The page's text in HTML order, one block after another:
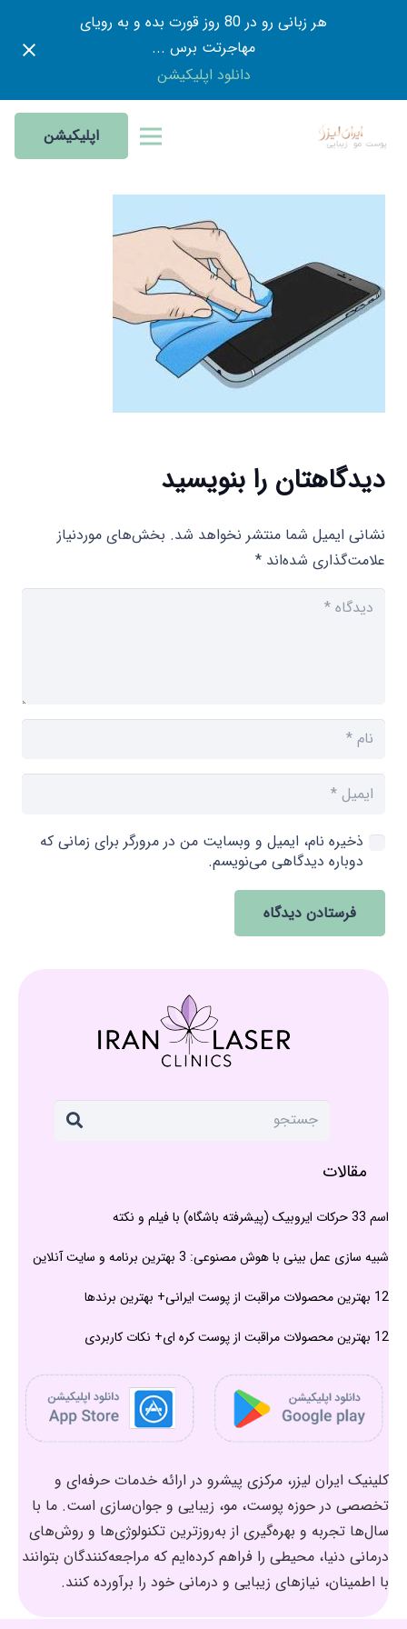
هر زبانی رو در 80 روز قورت بده و به رویای
مهاجرتت برس ...
دانلود اپلیکیشن
اپلیکیشن
دیدگاهتان را بنویسید
نشانی ایمیل شما منتشر نخواهد شد. بخش‌های موردنیاز
علامت‌گذاری شده‌اند *
ذخیره نام، ایمیل و وبسایت من در مرورگر برای زمانی که
دوباره دیدگاهی می‌نویسم.
فرستادن دیدگاه
مقالات
اسم 33 حرکات ایروبیک (پیشرفته باشگاه) با فیلم و نکته
شبیه سازی عمل بینی با هوش مصنوعی: 3 بهترین برنامه و سایت آنلاین
12 بهترین محصولات مراقبت از پوست ایرانی+ بهترین برندها
12 بهترین محصولات مراقبت از پوست کره ای+ نکات کاربردی
کلینیک ایران لیزر، مرکزی پیشرو در ارائه خدمات حرفه‌ای و
تخصصی در حوزه پوست، مو، زیبایی و جوان‌سازی است. ما با
سال‌ها تجربه و بهره‌گیری از به‌روزترین تکنولوژی‌ها و روش‌های
درمانی دنیا، محیطی را فراهم کرده‌ایم که مراجعه‌کنندگان بتوانند
با اطمینان، نیازهای زیبایی و درمانی خود را برآورده کنند.